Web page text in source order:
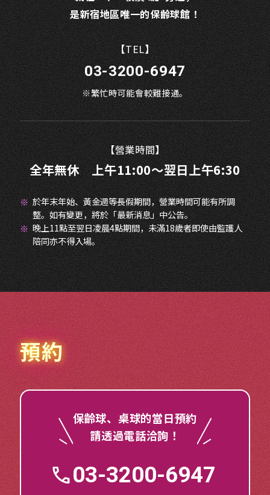
是新宿地區唯一的保齡球館！
【TEL】
03-3200-6947
※繁忙時可能會較難接通。
【營業時間】
全年無休 上午11:00～翌日上午6:30
於年末年始、黃金週等長假期間，營業時間可能有所調
整。如有變更，將於「最新消息」中公告。
晚上11點至翌日凌晨4點期間，未滿18歲者即使由監護人
陪同亦不得入場。
預約
保齡球、桌球的當日預約
請透過電話洽詢！
03-3200-6947